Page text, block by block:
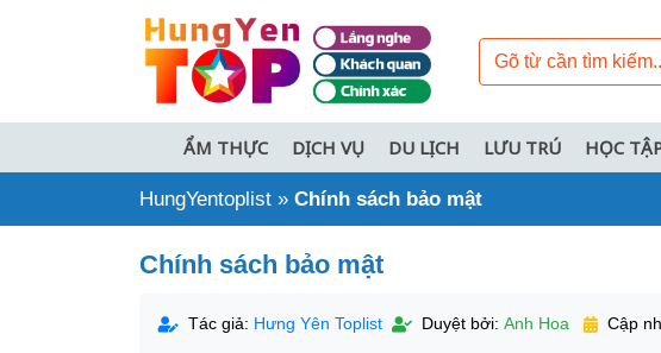
ẨM THỰC DỊCH VỤ DU LỊCH LƯU TRÚ HỌC
HungYentoplist » Chính sách bảo mật
Chính sách bảo mật
Tác giả: Hưng Yên Toplist Duyệt bởi: Anh Hoa Cập